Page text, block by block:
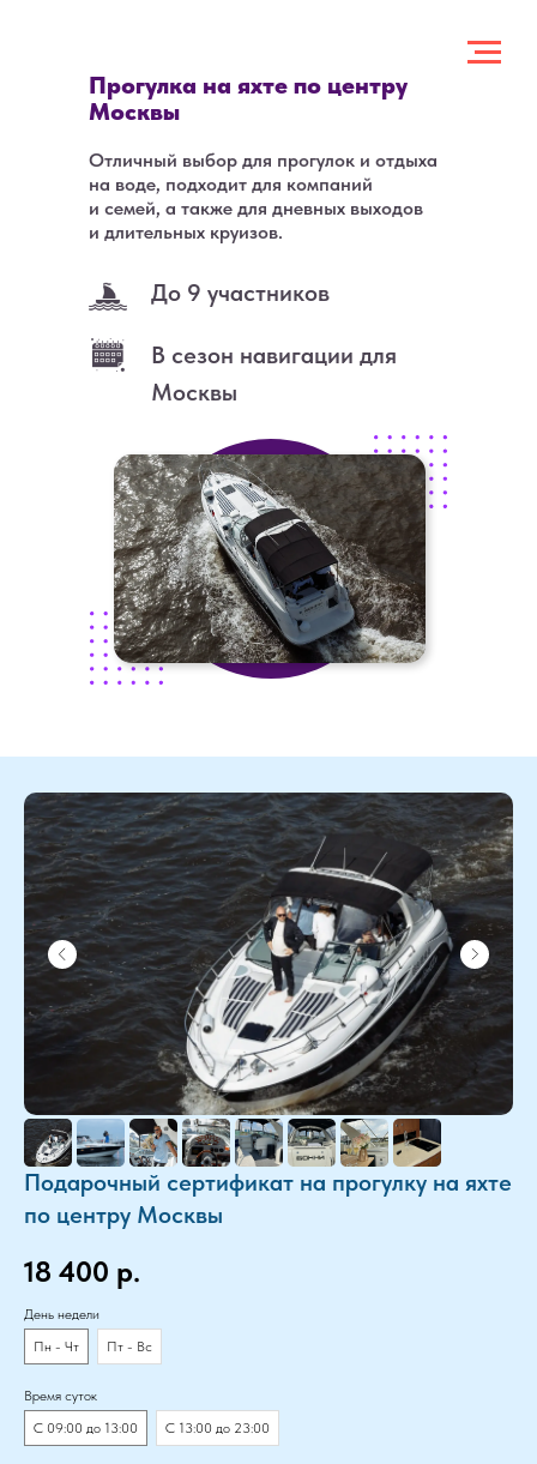
До 9 участников
В сезон навигации для
Москвы
Прогулка на яхте по центру
Москвы
Отличный выбор для прогулок и отдыха
на воде, подходит для компаний
и семей, а также для дневных выходов
и длительных круизов.
Подарочный сертификат на прогулку на яхте
по центру Москвы
18 400 р.
День недели
Пн - Чт
Пт - Вс
Время суток
С 09:00 до 13:00
С 13:00 до 23:00